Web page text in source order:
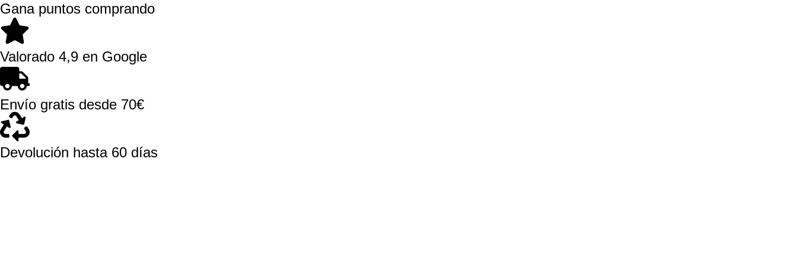
Gana puntos comprando
Valorado 4,9 en Google
Envío gratis desde 70€
Devolución hasta 60 días